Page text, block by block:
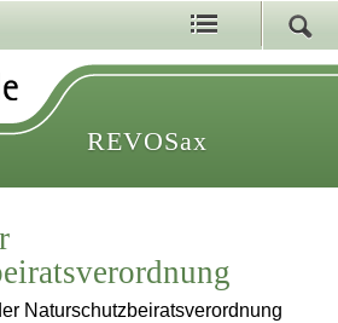
REVOSax
Naturschutzbeiratsverordnung